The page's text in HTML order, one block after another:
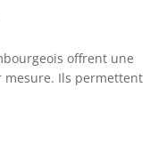
offrent une
Ils permettent